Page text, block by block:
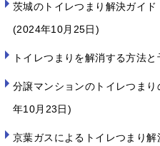
茨城のトイレつまり解決ガイ
2024年10月25日
トイレつまりを解消する方法
分譲マンションのトイレつま
年10月23日
京葉ガスによるトイレつまり解